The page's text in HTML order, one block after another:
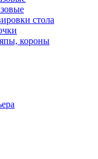
стола
короны